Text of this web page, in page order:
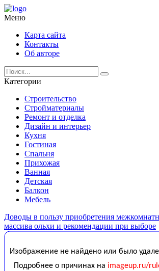
Меню
Карта сайта
Контакты
Об авторе
Категории
Строительство
Стройматериалы
Ремонт и отделка
Дизайн и интерьер
Кухня
Гостиная
Спальня
Прихожая
Ванная
Детская
Балкон
Мебель
Доводы в пользу приобретения
массива ольхи и рекомендации при выборе